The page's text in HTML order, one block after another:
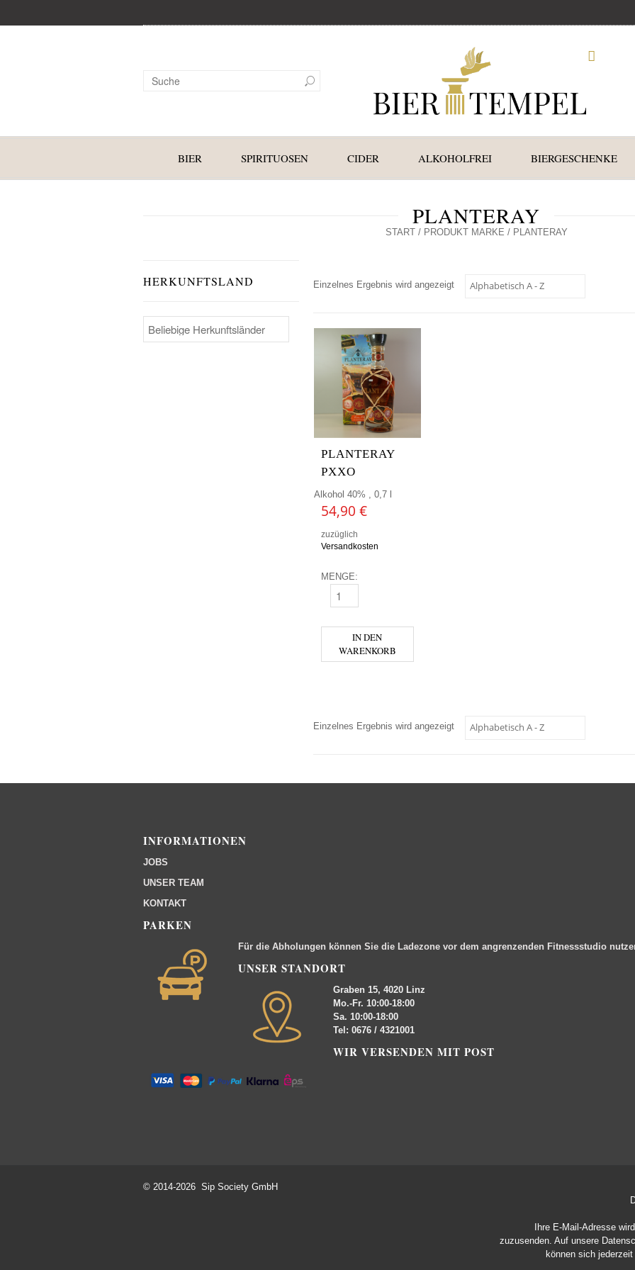
BIER SPIRITUOSEN CIDER ALKOHOLFREI BIERGESCHENKE
PLANTERAY
START/ PRODUKT MARKE / PLANTERAY
HERKUNFTSLAND Einzelnes Ergebnis wird angezeigt
PLANTERAY
PXXO
Alkohol 40% , 0,7 l
54,90 €
zuzüglich
Versandkosten
MENGE:
PLANTERAY PXXO MENGE
IN DEN
WARENKORB
Einzelnes Ergebnis wird angezeigt
INFORMATIONEN
JOBS
UNSER TEAM
KONTAKT
PARKEN
Für die Abholungen können Sie die Ladezone vor dem angrenzenden Fitnessstudio
UNSER STANDORT
Graben 15, 4020 Linz
Mo.-Fr. 10:00-18:00
Sa. 10:00-18:00
Tel: 0676 / 4321001
WIR VERSENDEN MIT POST
© 2014-2026 Sip Society GmbH
Ihre E-Mail-Adresse
zuzusenden. Auf unsere
können sich